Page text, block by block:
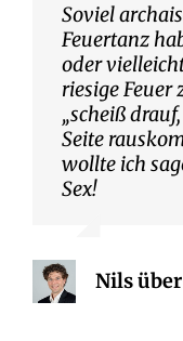
Soviel
Feuertanz
oder
riesige Feuer
„scheiß
Seite
wollte ich
Sex!
Nils